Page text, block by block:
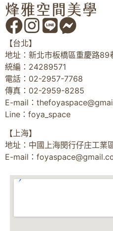
【台北】
地址：新北市板橋區重慶路89
統編：24289571
電話：02-2957-7768
傳真：02-2959-8285
E-mail：
Line：foya_space
【上海】
地址：中國上海閔行仔庄工業
E-mail：